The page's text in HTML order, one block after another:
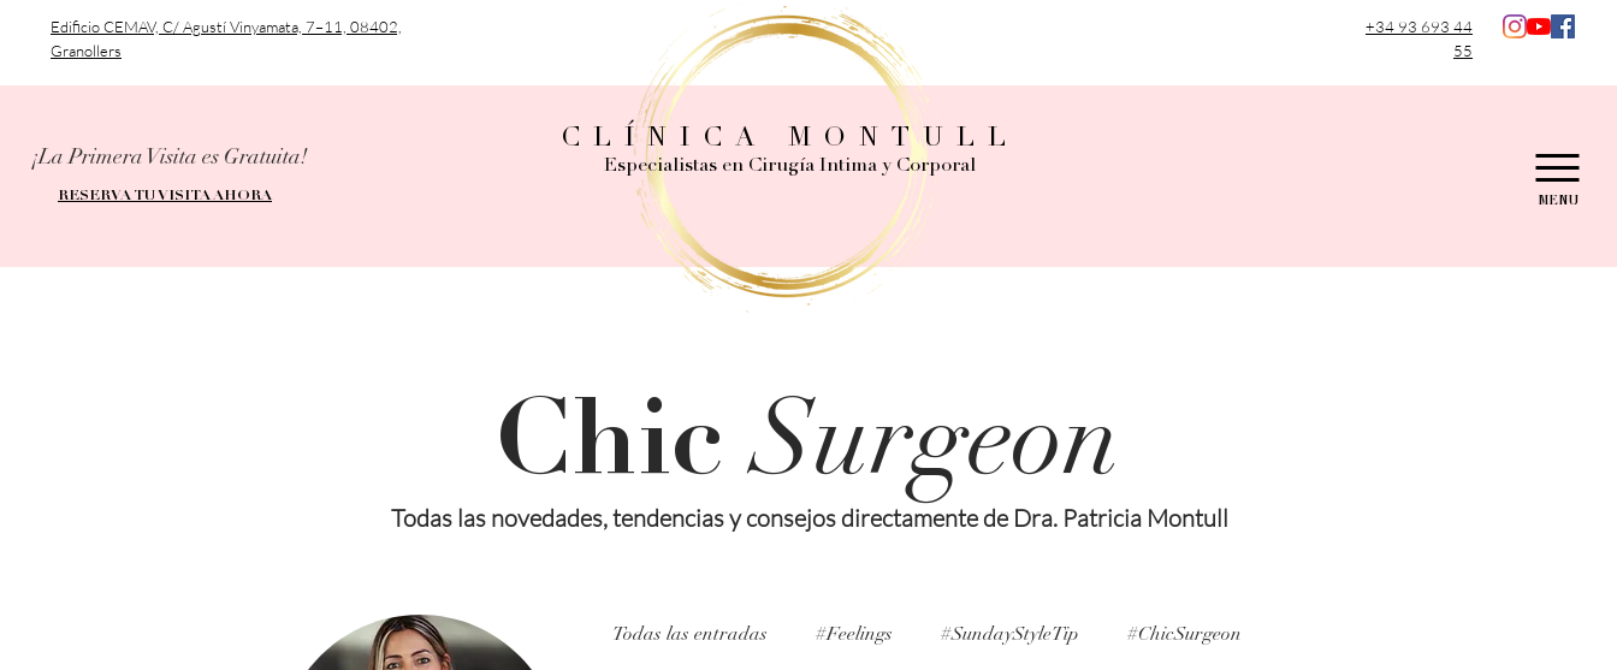
¡La Primera Visita es Gratuita!
RESERVA TU VISITA AHORA MENU
Edificio CEMAV, C/ Agustí Vinyamata, 7–11, 08402,
Granollers
+34 93 693 44
55
CLÍNICA MONTULL
Especialistas en Cirugía Intima y Corporal
ChicSurgeon
Todas las novedades, tendencias y consejos directamente de Dra. Patricia Montull
Todas las entradas #Feelings #SundayStyleTip #ChicSurgeon